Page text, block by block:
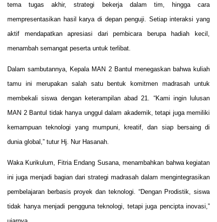
tema tugas akhir, strategi bekerja dalam tim, hingga cara
mempresentasikan hasil karya di depan penguji. Setiap interaksi yang
aktif mendapatkan apresiasi dari pembicara berupa hadiah kecil,
menambah semangat peserta untuk terlibat.
Dalam sambutannya, Kepala MAN 2 Bantul menegaskan bahwa kuliah
tamu ini merupakan salah satu bentuk komitmen madrasah untuk
membekali siswa dengan keterampilan abad 21. “Kami ingin lulusan
MAN 2 Bantul tidak hanya unggul dalam akademik, tetapi juga memiliki
kemampuan teknologi yang mumpuni, kreatif, dan siap bersaing di
dunia global,” tutur Hj. Nur Hasanah.
Waka Kurikulum, Fitria Endang Susana, menambahkan bahwa kegiatan
ini juga menjadi bagian dari strategi madrasah dalam mengintegrasikan
pembelajaran berbasis proyek dan teknologi. “Dengan Prodistik, siswa
tidak hanya menjadi pengguna teknologi, tetapi juga pencipta inovasi,”